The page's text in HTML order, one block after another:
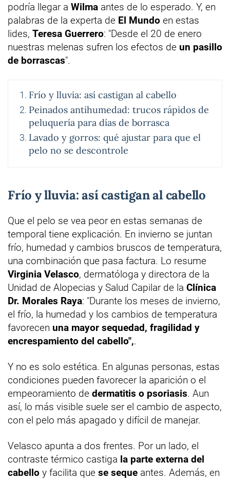
podría llegar a Wilma antes de lo esperado. Y, en
palabras de la experta de El Mundo en estas
lides, Teresa Guerrero: "Desde el 20 de enero
nuestras melenas sufren los efectos de un pasillo
de borrascas".
Frío y lluvia: así castigan al cabello
Peinados antihumedad: trucos rápidos de
peluquería para días de borrasca
Lavado y gorros: qué ajustar para que el
pelo no se descontrole
Frío y lluvia: así castigan al cabello
Que el pelo se vea peor en estas semanas de
temporal tiene explicación. En invierno se juntan
frío, humedad y cambios bruscos de temperatura,
una combinación que pasa factura. Lo resume
Virginia Velasco, dermatóloga y directora de la
Unidad de Alopecias y Salud Capilar de la Clínica
Dr. Morales Raya: "Durante los meses de invierno,
el frío, la humedad y los cambios de temperatura
favorecen una mayor sequedad, fragilidad y
encrespamiento del cabello",.
Y no es solo estética. En algunas personas, estas
condiciones pueden favorecer la aparición o el
empeoramiento de dermatitis o psoriasis. Aun
así, lo más visible suele ser el cambio de aspecto,
con el pelo más apagado y difícil de manejar.
Velasco apunta a dos frentes. Por un lado, el
contraste térmico castiga la parte externa del
cabello y facilita que se seque antes. Además, en